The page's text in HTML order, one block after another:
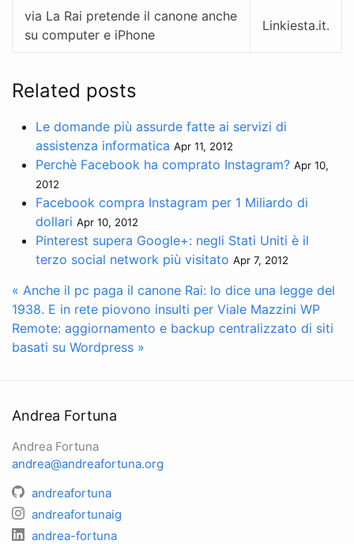
via La Rai pretende il canone anche
su computer e iPhone
Linkiesta.it.
Related posts
Le domande più assurde fatte ai servizi di
assistenza informatica Apr 11, 2012
Perchè Facebook ha comprato Instagram? Apr 10,
2012
Facebook compra Instagram per 1 Miliardo di
dollari Apr 10, 2012
Pinterest supera Google+: negli Stati Uniti è il
terzo social network più visitato Apr 7, 2012
« Anche il pc paga il canone Rai: lo dice una legge del
1938. E in rete piovono insulti per Viale Mazzini WP
Remote: aggiornamento e backup centralizzato di siti
basati su Wordpress »
Andrea Fortuna
Andrea Fortuna
andrea@andreafortuna.org
andreafortuna
andreafortunaig
andrea-fortuna